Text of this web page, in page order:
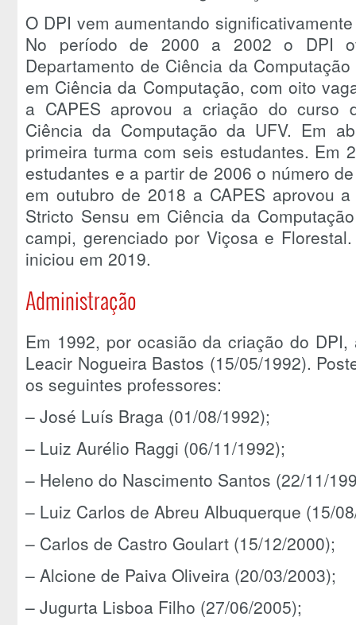
O DPI vem aumentando
No período de 2000 a 2002 o DPI
Departamento de Ciência da
em Ciência da Computação, com oito
a CAPES aprovou a criação do curso
Ciência da Computação da UFV. Em
primeira turma com seis estudantes. Em
estudantes e a partir de 2006 o número
em outubro de 2018 a CAPES aprovou
Stricto Sensu em Ciência da
campi, gerenciado por Viçosa e
iniciou em 2019.
Administração
Em 1992, por ocasião da criação do
Leacir Nogueira Bastos (15/05/1992).
os seguintes professores:
– José Luís Braga (01/08/1992);
– Luiz Aurélio Raggi (06/11/1992);
– Heleno do Nascimento Santos (22/11/
– Luiz Carlos de Abreu Albuquerque (15/
– Carlos de Castro Goulart (15/12/2000);
– Alcione de Paiva Oliveira (20/03/2003);
– Jugurta Lisboa Filho (27/06/2005);